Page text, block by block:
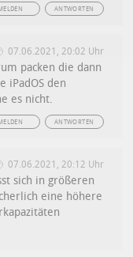
ANTWORTEN
07.06.2021, 20:02 Uhr
packen die dann
iPadOS den
es nicht.
ANTWORTEN
07.06.2021, 20:12 Uhr
sich in größeren
eine höhere